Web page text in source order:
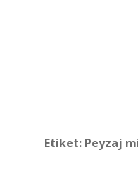
Etiket: Peyzaj